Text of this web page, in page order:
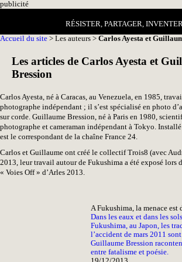
publicité
RÉSISTER, PARTAGER,
Accueil du site > Les auteurs > Carlos Ayesta et
Les articles de Carlos Ayesta et
Bression
Carlos Ayesta, né à Caracas, au Venezuela, en 1985,
photographe indépendant ; il s’est spécialisé en photo
sur corde. Guillaume Bression, né à Paris en 1980,
photographe et cameraman indépendant à Tokyo.
est le correspondant de la chaîne France 24.
Carlos et Guillaume ont créé le collectif Trois8 (avec
2013, leur travail autour de Fukushima a été exposé lors
« Voies Off » d’Arles 2013.
A Fukushima, la menace est
Dans les eaux et dans les
Fukushima, au Japon, les
l’accident de mars 2011
Guillaume Bression
entre fatalisme et poésie.